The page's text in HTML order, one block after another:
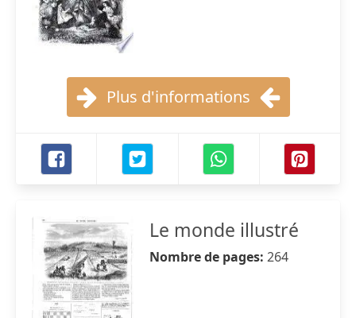
Plus d'informations
Le monde illustré
Nombre de pages: 264